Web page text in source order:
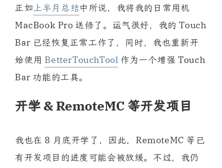
正如上半月总结中所说，我将我的日常用机
MacBook Pro 送修了。运气很好，我的 Touch
Bar 已经恢复正常工作了，同时，我也重新开
始使用 BetterTouchTool 作为一个增强 Touch
Bar 功能的工具。
开学 & RemoteMC 等开发项目
我也在 8 月底开学了，因此，RemoteMC 等已
有开发项目的进度可能会被放缓。不过，我仍